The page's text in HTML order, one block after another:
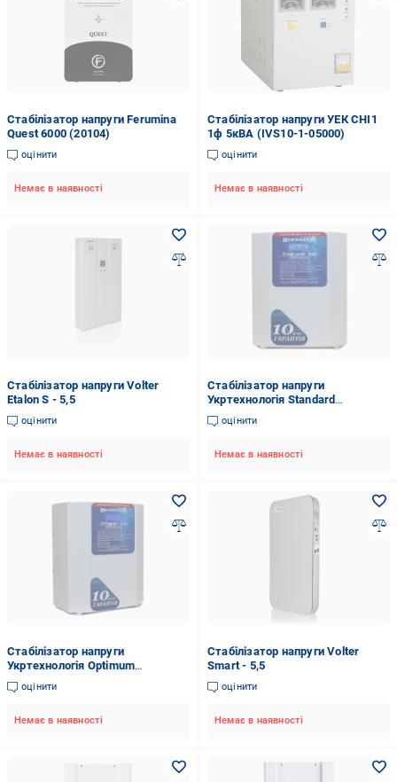
Стабілізатор напруги Ferumina
Quest 6000 (20104)
оцінити
Немає в наявності
Стабілізатор напруги УЕК СНІ1
1ф 5кВА (IVS10-1-05000)
оцінити
Немає в наявності
Стабілізатор напруги Volter
Etalon S - 5,5
оцінити
Немає в наявності
Стабілізатор напруги
Укртехнологія Standard
НСН-5000 HV (25А)
оцінити
Немає в наявності
Стабілізатор напруги
Укртехнологія Optimum
НСН-5000 LV+ (25А)
оцінити
Немає в наявності
Стабілізатор напруги Volter
Smart - 5,5
оцінити
Немає в наявності